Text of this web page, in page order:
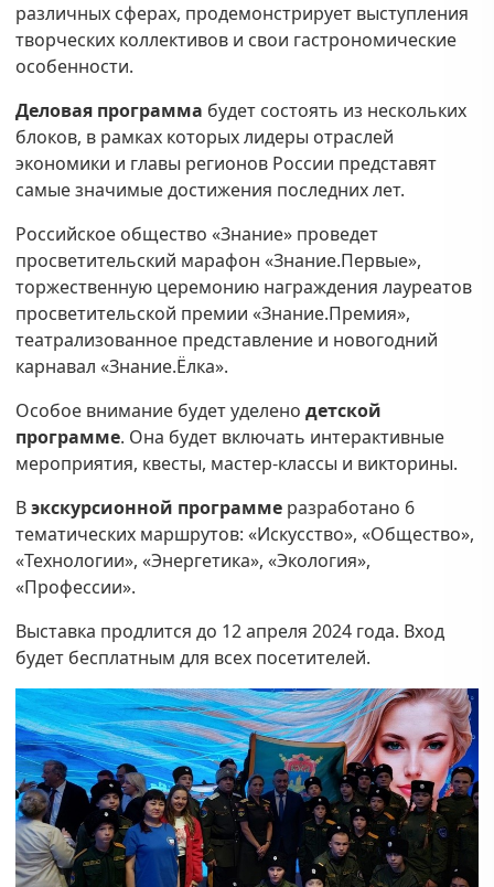
различных сферах, продемонстрирует выступления
творческих коллективов и свои гастрономические
особенности.
Деловая программа будет состоять из нескольких
блоков, в рамках которых лидеры отраслей
экономики и главы регионов России представят
самые значимые достижения последних лет.
Российское общество «Знание» проведет
просветительский марафон «Знание.Первые»,
торжественную церемонию награждения лауреатов
просветительской премии «Знание.Премия»,
театрализованное представление и новогодний
карнавал «Знание.Ёлка».
Особое внимание будет уделено детской
программе. Она будет включать интерактивные
мероприятия, квесты, мастер-классы и викторины.
Вэкскурсионной программе разработано 6
тематических маршрутов: «Искусство», «Общество»,
«Технологии», «Энергетика», «Экология»,
«Профессии».
Выставка продлится до 12 апреля 2024 года. Вход
будет бесплатным для всех посетителей.